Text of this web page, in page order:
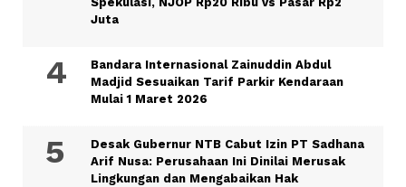
Juta
Bandara Internasional Zainuddin Abdul
Madjid Sesuaikan Tarif Parkir Kendaraan
Mulai 1 Maret 2026
Desak Gubernur NTB Cabut Izin PT Sadhana
Arif Nusa: Perusahaan Ini Dinilai Merusak
Lingkungan dan Mengabaikan Hak